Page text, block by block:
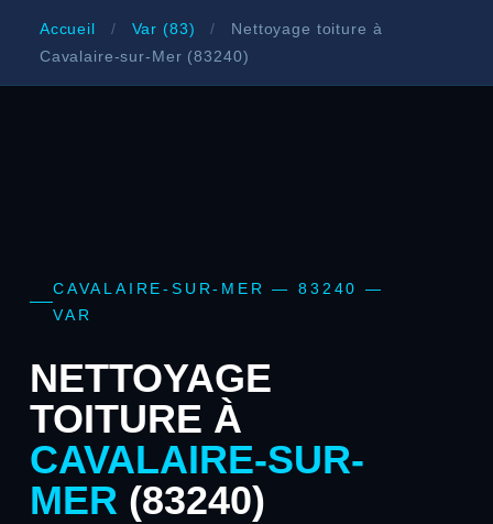
Accueil / Var (83) /
Nettoyage toiture à
Cavalaire-sur-Mer (83240)
CAVALAIRE-SUR-MER — 83240 —
VAR
NETTOYAGE
TOITURE À
CAVALAIRE-SUR-
MER (83240)